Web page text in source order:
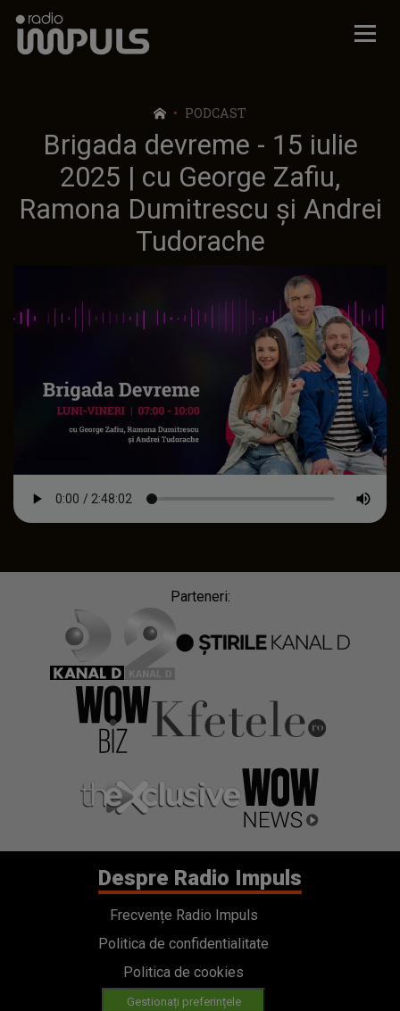
Radio Impuls
PODCAST
Brigada devreme - 15 iulie
2025 | cu George Zafiu,
Ramona Dumitrescu și Andrei
Tudorache
Parteneri:
Despre Radio Impuls
Frecvențe Radio Impuls
Politica de confidentialitate
Politica de cookies
Gestionați preferințele